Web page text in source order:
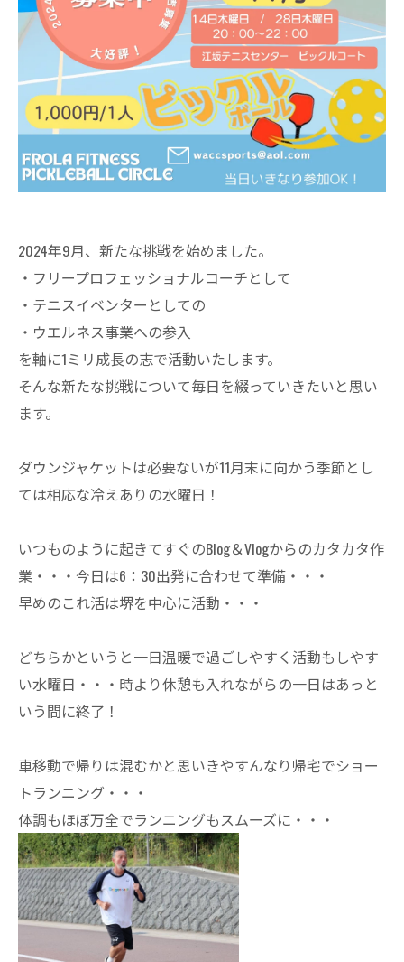
2024年9月、新たな挑戦を始めました。
・フリープロフェッショナルコーチとして
・テニスイベンターとしての
・ウエルネス事業への参入
を軸に1ミリ成長の志で活動いたします。
そんな新たな挑戦について毎日を綴っていきたいと思い
ます。
ダウンジャケットは必要ないが11月末に向かう季節とし
ては相応な冷えありの水曜日！
いつものように起きてすぐのBlog＆Vlogからのカタカタ作
業・・・今日は6：30出発に合わせて準備・・・
早めのこれ活は堺を中心に活動・・・
どちらかというと一日温暖で過ごしやすく活動もしやす
い水曜日・・・時より休憩も入れながらの一日はあっと
いう間に終了！
車移動で帰りは混むかと思いきやすんなり帰宅でショー
トランニング・・・
体調もほぼ万全でランニングもスムーズに・・・